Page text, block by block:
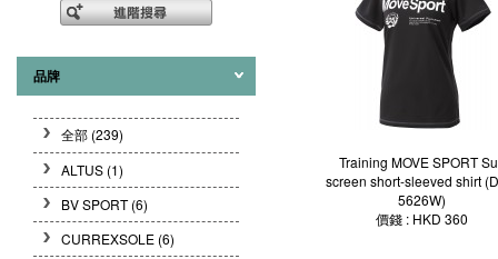
品牌
全部 (239)
ALTUS (1)
BV SPORT (6)
CURREXSOLE (6)
Training MOVE SPORT
screen short-sleeved shirt
5626W)
價錢 : HKD 360